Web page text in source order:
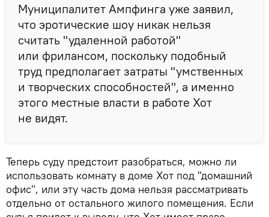
Муниципалитет Ампфинга уже заявил,
что эротические шоу никак нельзя
считать "удаленной работой"
или фрилансом, поскольку подобный
труд предполагает затраты "умственных
и творческих способностей", а именно
этого местные власти в работе Хот
не видят.
Теперь суду предстоит разобраться, можно ли
использовать комнату в доме Хот под "домашний
офис", или эту часть дома нельзя рассматривать
отдельно от остального жилого помещения. Если